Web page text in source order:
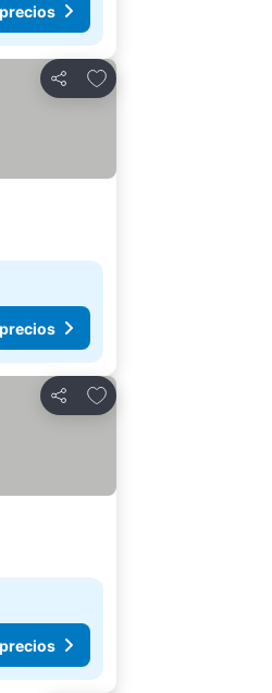
Compartir
Agregar a favoritos
Compartir
Agregar a favoritos